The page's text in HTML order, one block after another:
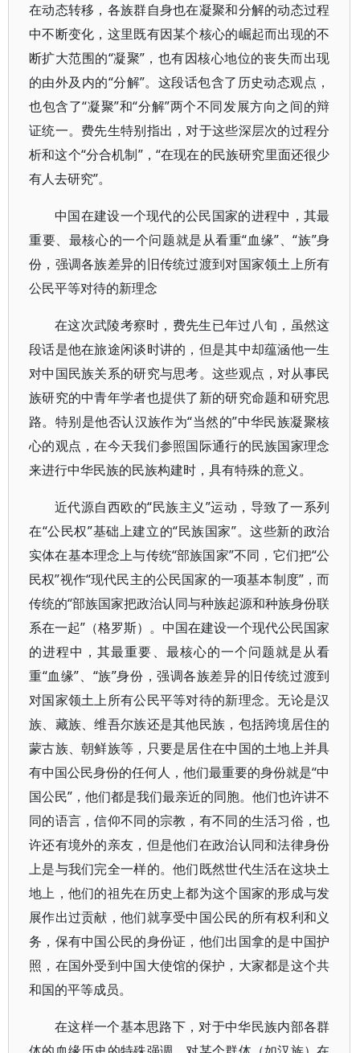
在动态转移，各族群自身也在凝聚和分解的动态过程
中不断变化，这里既有因某个核心的崛起而出现的不
断扩大范围的“凝聚”，也有因核心地位的丧失而出现
的由外及内的“分解”。这段话包含了历史动态观点，
也包含了“凝聚”和“分解”两个不同发展方向之间的辩
证统一。费先生特别指出，对于这些深层次的过程分
析和这个“分合机制”，“在现在的民族研究里面还很少
有人去研究”。
中国在建设一个现代的公民国家的进程中，其最
重要、最核心的一个问题就是从看重“血缘”、“族”身
份，强调各族差异的旧传统过渡到对国家领土上所有
公民平等对待的新理念
在这次武陵考察时，费先生已年过八旬，虽然这
段话是他在旅途闲谈时讲的，但是其中却蕴涵他一生
对中国民族关系的研究与思考。这些观点，对从事民
族研究的中青年学者也提供了新的研究命题和研究思
路。特别是他否认汉族作为“当然的”中华民族凝聚核
心的观点，在今天我们参照国际通行的民族国家理念
来进行中华民族的民族构建时，具有特殊的意义。
近代源自西欧的“民族主义”运动，导致了一系列
在“公民权”基础上建立的“民族国家”。这些新的政治
实体在基本理念上与传统“部族国家”不同，它们把“公
民权”视作“现代民主的公民国家的一项基本制度”，而
传统的“部族国家把政治认同与种族起源和种族身份联
系在一起”（格罗斯）。中国在建设一个现代公民国家
的进程中，其最重要、最核心的一个问题就是从看
重“血缘”、“族”身份，强调各族差异的旧传统过渡到
对国家领土上所有公民平等对待的新理念。无论是汉
族、藏族、维吾尔族还是其他民族，包括跨境居住的
蒙古族、朝鲜族等，只要是居住在中国的土地上并具
有中国公民身份的任何人，他们最重要的身份就是“中
国公民”，他们都是我们最亲近的同胞。他们也许讲不
同的语言，信仰不同的宗教，有不同的生活习俗，也
许还有境外的亲友，但是他们在政治认同和法律身份
上是与我们完全一样的。他们既然世代生活在这块土
地上，他们的祖先在历史上都为这个国家的形成与发
展作出过贡献，他们就享受中国公民的所有权利和义
务，保有中国公民的身份证，他们出国拿的是中国护
照，在国外受到中国大使馆的保护，大家都是这个共
和国的平等成员。
在这样一个基本思路下，对于中华民族内部各群